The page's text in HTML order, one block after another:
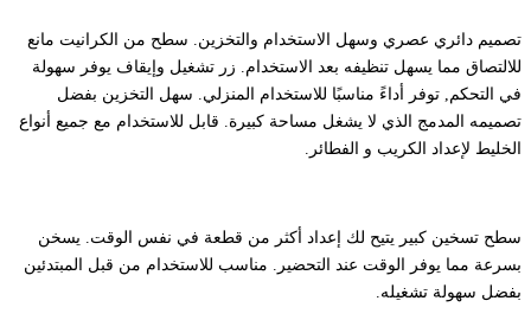
تصميم دائري عصري وسهل الاستخدام والتخزين. سطح من الكرانيت مانع
للالتصاق مما يسهل تنظيفه بعد الاستخدام. زر تشغيل وإيقاف يوفر سهولة
في التحكم, توفر أداءً مناسبًا للاستخدام المنزلي. سهل التخزين بفضل
تصميمه المدمج الذي لا يشغل مساحة كبيرة. قابل للاستخدام مع جميع أنواع
الخليط لإعداد الكريب و الفطائر.
سطح تسخين كبير يتيح لك إعداد أكثر من قطعة في نفس الوقت. يسخن
بسرعة مما يوفر الوقت عند التحضير. مناسب للاستخدام من قبل المبتدئين
بفضل سهولة تشغيله.